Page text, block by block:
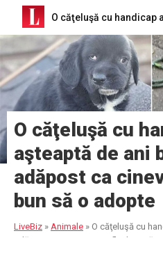
O căţeluşă cu
aşteaptă de ani
adăpost ca
bun să o adopte
LiveBiz » Animale » O căţeluşă cu
adăpost ca cineva cu suflet bun să o